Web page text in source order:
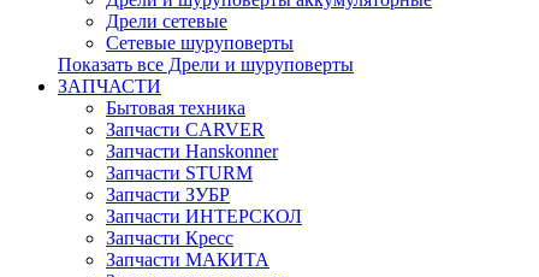
Дрели сетевые
Сетевые шуруповерты
Показать все Дрели и шуруповерты
ЗАПЧАСТИ
Бытовая техника
Запчасти CARVER
Запчасти Hanskonner
Запчасти STURM
Запчасти ЗУБР
Запчасти ИНТЕРСКОЛ
Запчасти Кресс
Запчасти МАКИТА